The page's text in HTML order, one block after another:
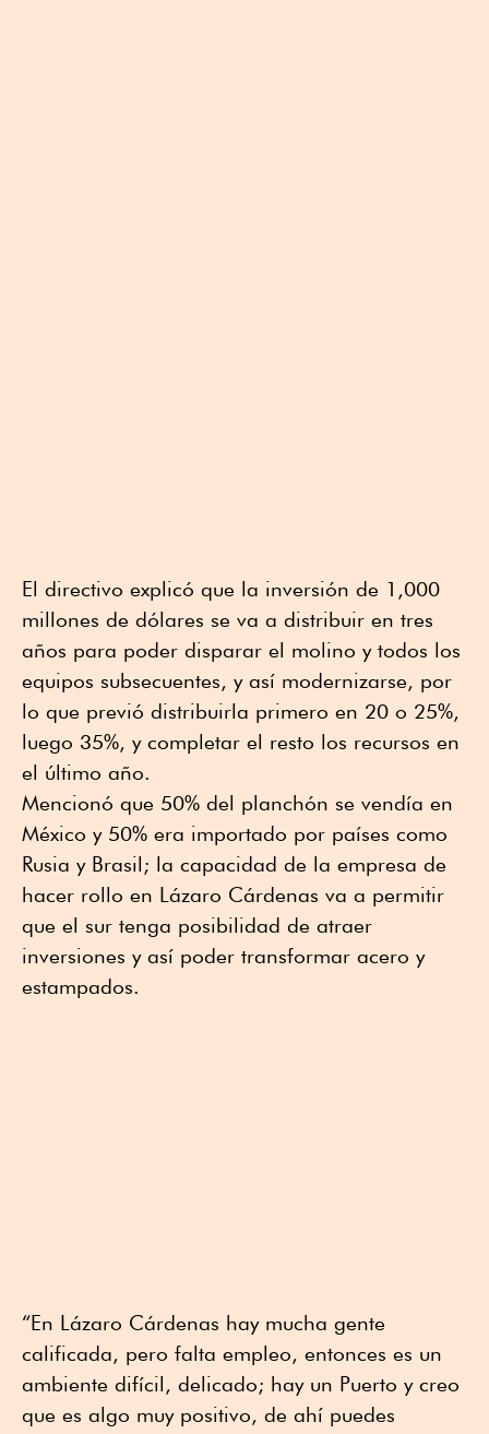
El directivo explicó que la inversión de 1,000
millones de dólares se va a distribuir en tres
años para poder disparar el molino y todos los
equipos subsecuentes, y así modernizarse, por
lo que previó distribuirla primero en 20 o 25%,
luego 35%, y completar el resto los recursos en
el último año.
Mencionó que 50% del planchón se vendía en
México y 50% era importado por países como
Rusia y Brasil; la capacidad de la empresa de
hacer rollo en Lázaro Cárdenas va a permitir
que el sur tenga posibilidad de atraer
inversiones y así poder transformar acero y
estampados.
“En Lázaro Cárdenas hay mucha gente
calificada, pero falta empleo, entonces es un
ambiente difícil, delicado; hay un Puerto y creo
que es algo muy positivo, de ahí puedes